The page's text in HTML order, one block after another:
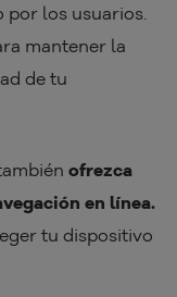
por los usuarios.
mantener la
de tu
ofrezca
en línea.
tu dispositivo